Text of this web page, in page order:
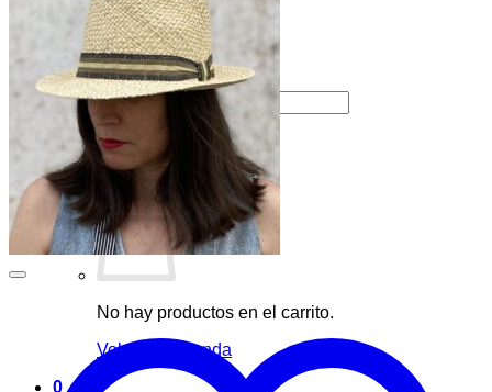
EL COMIENZO
BLOG
PAGOS
CONTACTO
Buscar por:
Acceder / Registrarse
Carrito / 0,00
No hay productos en el carrito.
Volver a la tienda
0